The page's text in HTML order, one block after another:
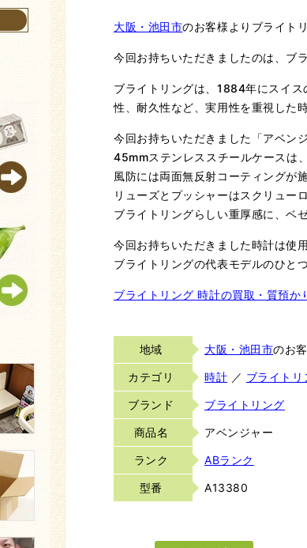
大阪・池田市のお客様よりブライト
今回お持ちいただきましたのは、ブ
ブライトリングは、1884年にスイ
性、耐久性など、実用性を重視した
今回お持ちいただきました「アベン
45mmステンレススチールケースは
風防には両面無反射コーティングが
リューズとプッシャーはスクリュー
ブライトリングらしい重厚感に、ベ
今回お持ちいただきました時計は使
ブライトリングの代表モデルのひと
ブライトリング 時計の買取・質預か
地域 大阪・池田市のお
カテゴリ 時計 ／ ブライトリ
ブランド ブライトリング
商品名 アベンジャー
ランク ABランク
型番 A13380